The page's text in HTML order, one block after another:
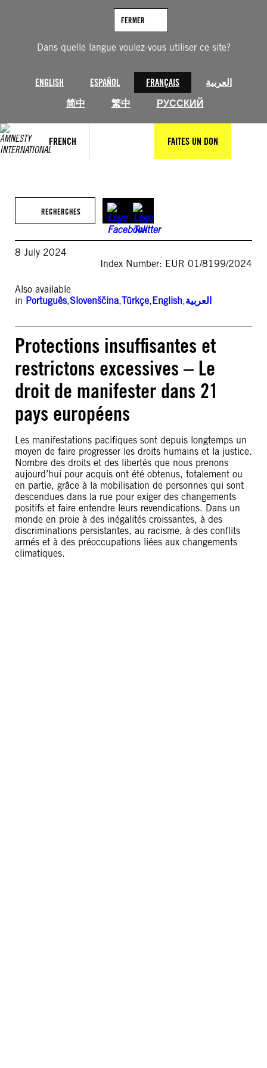
Dans quelle langue voulez-vous utiliser ce site?
ENGLISH ESPAÑOL FRANÇAIS
العربية
简中
繁中 РУССКИЙ
FERMER
FRENCH FAITES UN DON
RECHERCHES
8 July 2024
Index Number: EUR 01/8199/2024
Also available
in Português,Slovenščina,Türkçe,English,العربية
Protections insuffisantes et
restrictons excessives – Le
droit de manifester dans 21
pays européens
Les manifestations pacifiques sont depuis longtemps un
moyen de faire progresser les droits humains et la justice.
Nombre des droits et des libertés que nous prenons
aujourd’hui pour acquis ont été obtenus, totalement ou
en partie, grâce à la mobilisation de personnes qui sont
descendues dans la rue pour exiger des changements
positifs et faire entendre leurs revendications. Dans un
monde en proie à des inégalités croissantes, à des
discriminations persistantes, au racisme, à des conflits
armés et à des préoccupations liées aux changements
climatiques.